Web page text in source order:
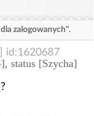
zalogowanych".
id:1620687
], status [Szycha]